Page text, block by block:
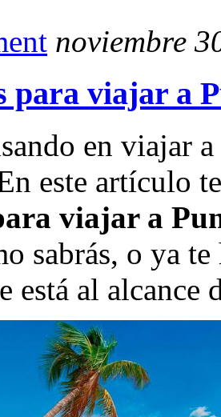
noviembre
para viajar a
en viajar
este artículo
viajar a
sabrás, o ya
está al alcance